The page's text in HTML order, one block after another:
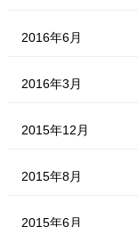
2016年6月
2016年3月
2015年12月
2015年8月
2015年6月